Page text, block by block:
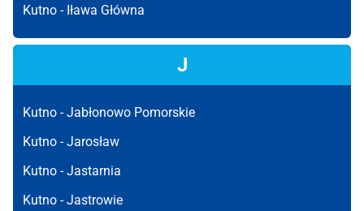
Kutno - Iława Główna
J
Kutno -Jabłonowo Pomorskie
Kutno -Jarosław
Kutno -Jastarnia
Kutno -Jastrowie